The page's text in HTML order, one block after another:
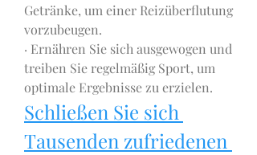
Getränke, um einer Reizüberflutung
vorzubeugen.
· Ernähren Sie sich ausgewogen und
treiben Sie regelmäßig Sport, um
optimale Ergebnisse zu erzielen.
Schließen Sie sich
Tausenden zufriedenen